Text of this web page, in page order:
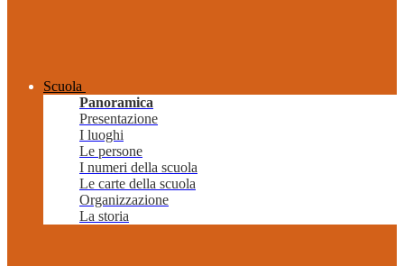
Scuola
Panoramica
Presentazione
I luoghi
Le persone
I numeri della scuola
Le carte della scuola
Organizzazione
La storia